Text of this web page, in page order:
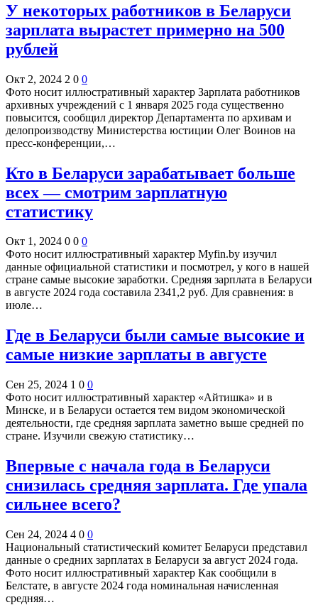
У некоторых работников в Беларуси
зарплата вырастет примерно на 500
рублей
Окт 2, 2024 2 0 0
Фото носит иллюстративный характер Зарплата работников
архивных учреждений с 1 января 2025 года существенно
повысится, сообщил директор Департамента по архивам и
делопроизводству Министерства юстиции Олег Воинов на
пресс-конференции,…
Кто в Беларуси зарабатывает больше
всех — смотрим зарплатную
статистику
Окт 1, 2024 0 0 0
Фото носит иллюстративный характер Myfin.by изучил
данные официальной статистики и посмотрел, у кого в нашей
стране самые высокие заработки. Средняя зарплата в Беларуси
в августе 2024 года составила 2341,2 руб. Для сравнения: в
июле…
Где в Беларуси были самые высокие и
самые низкие зарплаты в августе
Сен 25, 2024 1 0 0
Фото носит иллюстративный характер «Айтишка» и в
Минске, и в Беларуси остается тем видом экономической
деятельности, где средняя зарплата заметно выше средней по
стране. Изучили свежую статистику…
Впервые с начала года в Беларуси
снизилась средняя зарплата. Где упала
сильнее всего?
Сен 24, 2024 4 0 0
Национальный статистический комитет Беларуси представил
данные о средних зарплатах в Беларуси за август 2024 года.
Фото носит иллюстративный характер Как сообщили в
Белстате, в августе 2024 года номинальная начисленная
средняя…